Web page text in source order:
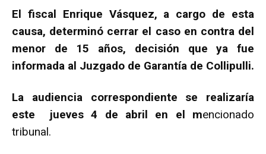
El fiscal Enrique Vásquez, a cargo de esta
causa, determinó cerrar el caso en contra del
menor de 15 años, decisión que ya fue
informada al Juzgado de Garantía de Collipulli.
La audiencia correspondiente se realizaría
este jueves 4 de abril en el mencionado
tribunal.